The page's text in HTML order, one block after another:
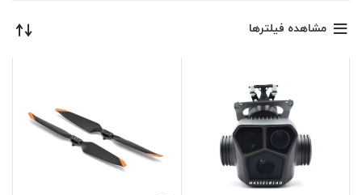
مشاهده فیلترها